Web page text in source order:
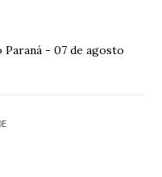
Paraná - 07 de agosto